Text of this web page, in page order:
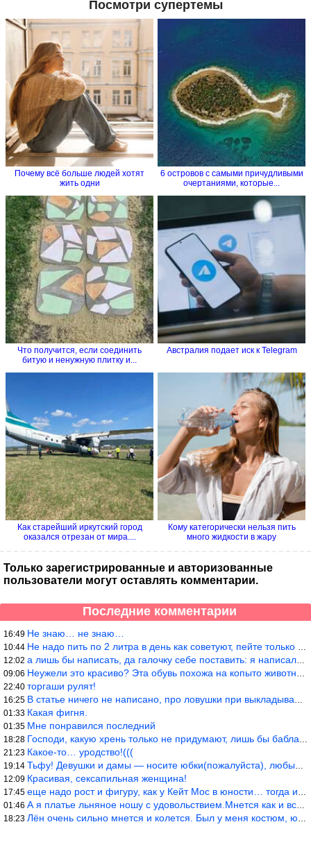
Посмотри супертемы
Почему всё больше людей хотят
жить одни
6 островов с самыми причудливыми
очертаниями, которые...
Что получится, если соединить
битую и ненужную плитку и...
Австралия подает иск к Telegram
Как старейший иркутский город
оказался отрезан от мира....
Кому категорически нельзя пить
много жидкости в жару
Только зарегистрированные и авторизованные
пользователи могут оставлять комментарии.
Последние комментарии
16:49 Не знаю… не знаю…
10:44 Не надо пить по 2 литра в день как советуют, пейте только когда
12:02 а лишь бы написать, да галочку себе поставить: я написала статью
09:06 Неужели это красиво? Эта обувь похожа на копыто животного, не хв
22:40 торгаши рулят!
16:25 В статье ничего не написано, про ловушки при выкладывании товара
01:33 Какая фигня.
01:35 Мне понравился последний
18:28 Господи, какую хрень только не придумают, лишь бы бабла срубить!
21:23 Какое-то… уродство!(((
19:14 Тьфу! Девушки и дамы — носите юбки(пожалуйста), любые штаны на ж
12:09 Красивая, сексапильная женщина!
17:45 еще надо рост и фигуру, как у Кейт Мос в юности… тогда и стиль т
01:46 А я платье льняное ношу с удовольствием.Мнется как и все. Но это
18:23 Лён очень сильно мнется и колется. Был у меня костюм, юбка и жак